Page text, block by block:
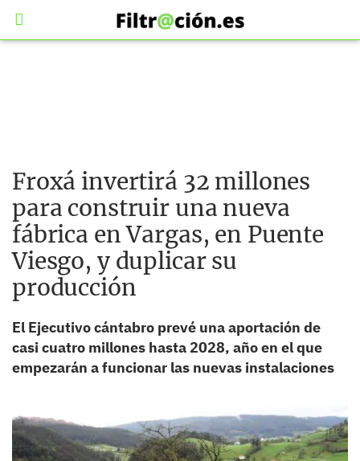
Froxá invertirá 32 millones
para construir una nueva
fábrica en Vargas, en Puente
Viesgo, y duplicar su
producción
El Ejecutivo cántabro prevé una aportación de
casi cuatro millones hasta 2028, año en el que
empezarán a funcionar las nuevas instalaciones